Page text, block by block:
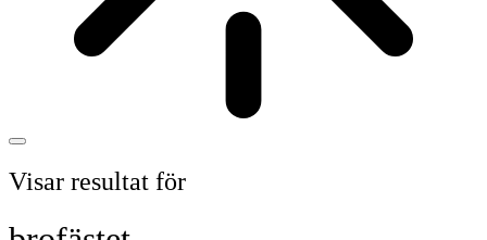
Visar resultat för